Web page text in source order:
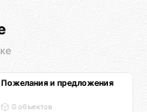
Пожелания и предложения
0 объектов